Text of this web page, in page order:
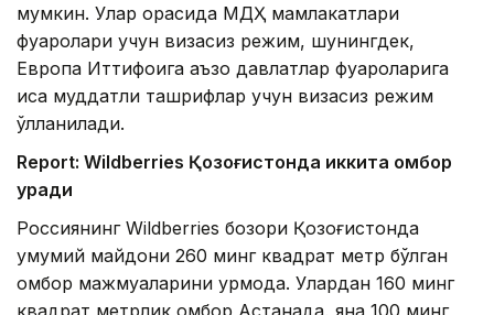
мумкин. Улар орасида МДҲ мамлакатлари
фуқаролари учун визасиз режим, шунингдек,
Европа Иттифоқига аъзо давлатлар фуқароларига
қисқа муддатли ташрифлар учун визасиз режим
қўлланилади.
Report: Wildberries Қозоғистонда иккита омбор
қуради
Россиянинг Wildberries бозори Қозоғистонда
умумий майдони 260 минг квадрат метр бўлган
омбор мажмуаларини қурмоқда. Улардан 160 минг
квадрат метрлик омбор Астанада, яна 100 минг